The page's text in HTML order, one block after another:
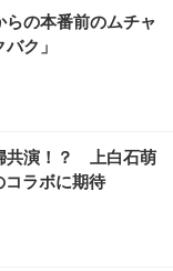
の本番前のムチャ
ク」
共演！？ 上白石萌
ラボに期待